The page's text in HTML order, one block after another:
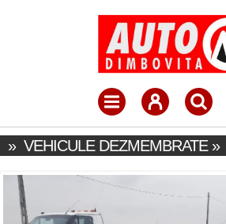
» VEHICULE DEZMEMBRATE»